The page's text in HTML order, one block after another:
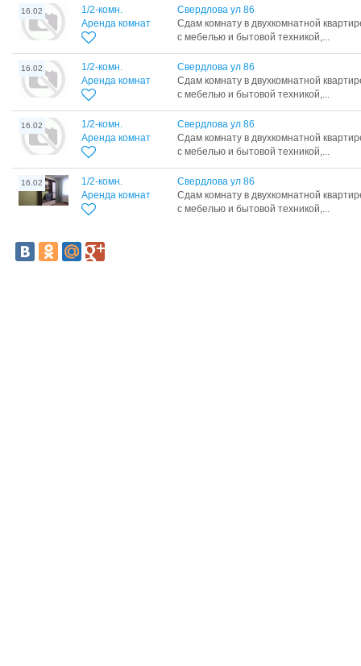
16.02
1/2-комн.
Аренда комнат
Свердлова ул 86
Сдам комнату в двухкомнатной
с мебелью и бытовой техникой,...
16.02
1/2-комн.
Аренда комнат
Свердлова ул 86
Сдам комнату в двухкомнатной
с мебелью и бытовой техникой,...
16.02
1/2-комн.
Аренда комнат
Свердлова ул 86
Сдам комнату в двухкомнатной
с мебелью и бытовой техникой,...
16.02
1/2-комн.
Аренда комнат
Свердлова ул 86
Сдам комнату в двухкомнатной
с мебелью и бытовой техникой,...